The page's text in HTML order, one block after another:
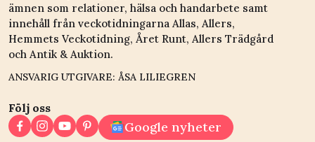
ämnen som relationer, hälsa och handarbete samt
innehåll från veckotidningarna Allas, Allers,
Hemmets Veckotidning, Året Runt, Allers Trädgård
och Antik & Auktion.
ANSVARIG UTGIVARE: ÅSA LILIEGREN
Följ oss
Google nyheter